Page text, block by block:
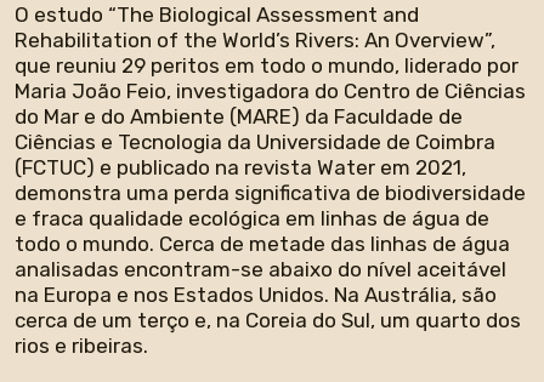
O estudo “The Biological Assessment and
Rehabilitation of the World’s Rivers: An Overview”,
que reuniu 29 peritos em todo o mundo, liderado por
Maria João Feio, investigadora do Centro de Ciências
do Mar e do Ambiente (MARE) da Faculdade de
Ciências e Tecnologia da Universidade de Coimbra
(FCTUC) e publicado na revista Water em 2021,
demonstra uma perda significativa de biodiversidade
e fraca qualidade ecológica em linhas de água de
todo o mundo. Cerca de metade das linhas de água
analisadas encontram-se abaixo do nível aceitável
na Europa e nos Estados Unidos. Na Austrália, são
cerca de um terço e, na Coreia do Sul, um quarto dos
rios e ribeiras.